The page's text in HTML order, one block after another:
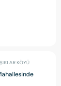
KÖYÜ